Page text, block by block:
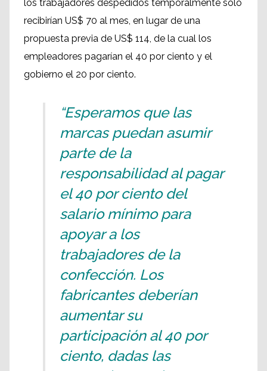
los trabajadores despedidos temporalmente solo
recibirían US$ 70 al mes, en lugar de una
propuesta previa de US$ 114, de la cual los
empleadores pagarían el 40 por ciento y el
gobierno el 20 por ciento.
“Esperamos que las
marcas puedan asumir
parte de la
responsabilidad al pagar
el 40 por ciento del
salario mínimo para
apoyar a los
trabajadores de la
confección. Los
fabricantes deberían
aumentar su
participación al 40 por
ciento, dadas las